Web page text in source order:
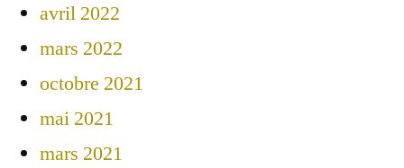
avril 2022
mars 2022
octobre 2021
mai 2021
mars 2021